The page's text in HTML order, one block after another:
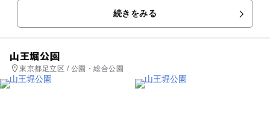
続きをみる
山王堀公園
東京都足立区 / 公園・総合公園